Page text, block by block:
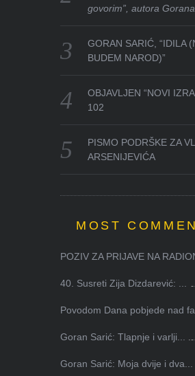
govorim”, autora
GORAN SARIĆ, “IDILA
BUDEM NAROD)”
OBJAVLJEN “NOVI
102
PISMO PODRŠKE ZA
ARSENIJEVIĆA
MOST
POZIV ZA PRIJAVE NA
40. Susreti Zija Dizdarević: ...
Povodom Dana pobjede nad
Goran Sarić: Tlapnje i varlji...
Goran Sarić: Moja dvije i dva...